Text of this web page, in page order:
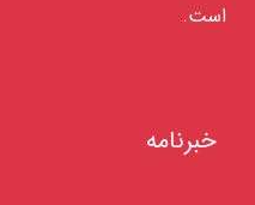
است.
خبرنامه